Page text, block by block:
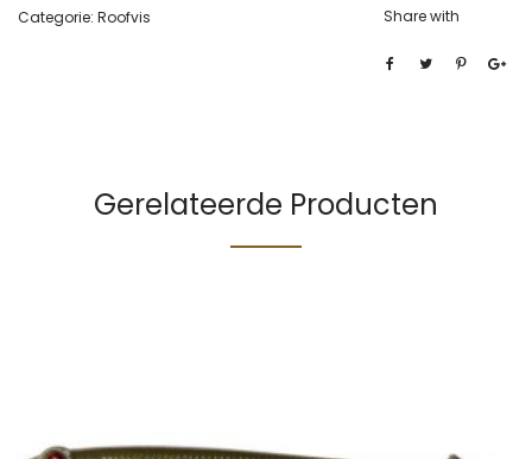
Categorie: Roofvis Share with
Gerelateerde Producten